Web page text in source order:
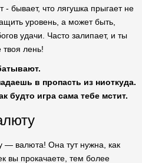
- бывает, что лягушка прыгает не
уровень, а может быть,
удачи. Часто залипает, и ты
лень!
в пропасть из ниоткуда.
будто игра сама тебе мстит.
— валюта! Она тут нужна, как
вы прокачаете, тем более